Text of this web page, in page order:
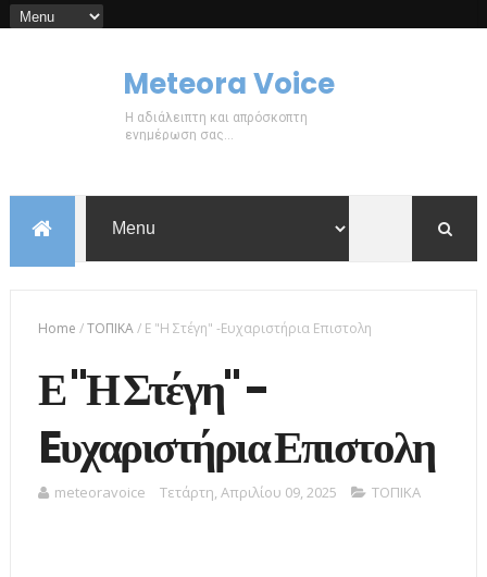
Meteora Voice
Η αδιάλειπτη και απρόσκοπτη
ενημέρωση σας...
Home /ΤΟΠΙΚΑ/ Ε "Η Στέγη" -Eυχαριστήρια Επιστολη
Ε "Η Στέγη" -
Eυχαριστήρια Επιστολη
meteoravoice Τετάρτη, Απριλίου 09, 2025 ΤΟΠΙΚΑ